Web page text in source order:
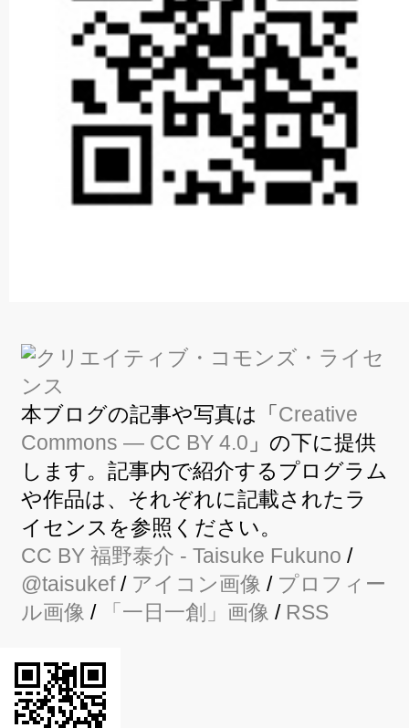
本ブログの記事や写真は「 Creative
Commons — CC BY 4.0 」の下に提供
します。記事内で紹介するプログラム
や作品は、それぞれに記載されたラ
イセンスを参照ください。
CC BY 福野泰介 - Taisuke Fukuno /
@taisukef/ アイコン画像 / プロフィー
ル画像 / 「一日一創」画像 / RSS